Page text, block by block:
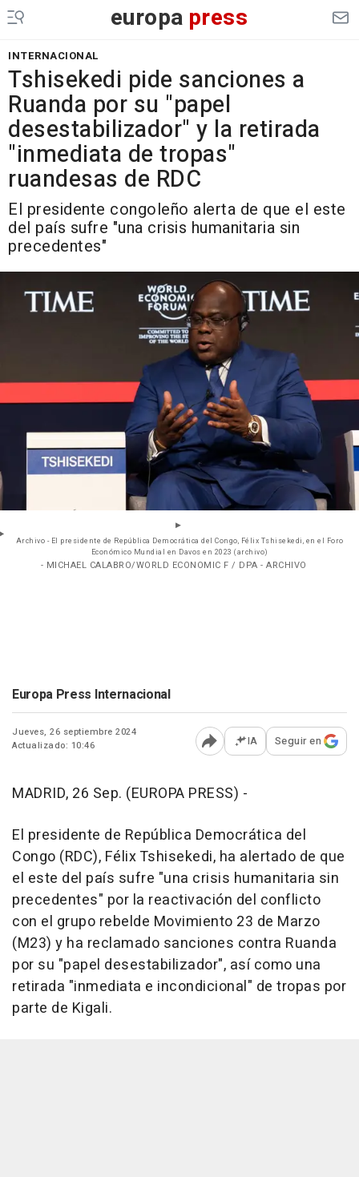
europa press
INTERNACIONAL
Tshisekedi pide sanciones a
Ruanda por su "papel
desestabilizador" y la retirada
"inmediata de tropas"
ruandesas de RDC
El presidente congoleño alerta de que el este
del país sufre "una crisis humanitaria sin
precedentes"
Archivo - El presidente de República Democrática del Congo, Félix Tshisekedi, en el Foro
Económico Mundial en Davos en 2023 (archivo)
- MICHAEL CALABRO/WORLD ECONOMIC F / DPA - ARCHIVO
Europa Press Internacional
Jueves, 26 septiembre 2024
Actualizado: 10:46
Abrir opciones para
IA Seguir en
MADRID, 26 Sep. (EUROPA PRESS) -
El presidente de República Democrática del
Congo (RDC), Félix Tshisekedi, ha alertado de que
el este del país sufre "una crisis humanitaria sin
precedentes" por la reactivación del conflicto
con el grupo rebelde Movimiento 23 de Marzo
(M23) y ha reclamado sanciones contra Ruanda
por su "papel desestabilizador", así como una
retirada "inmediata e incondicional" de tropas por
parte de Kigali.